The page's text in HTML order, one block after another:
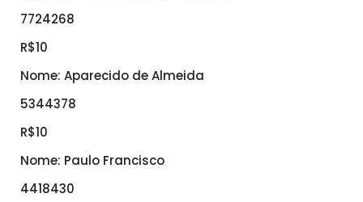
7724268
R$10
Nome: Aparecido de Almeida
5344378
R$10
Nome: Paulo Francisco
4418430